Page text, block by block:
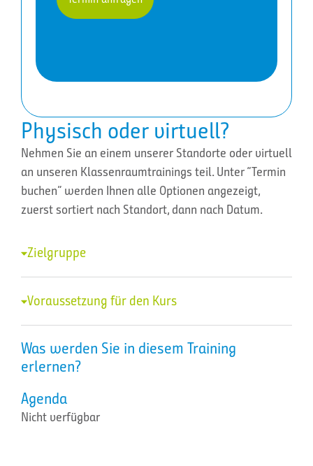
Physisch oder virtuell?
Nehmen Sie an einem unserer Standorte oder virtuell
an unseren Klassenraumtrainings teil. Unter “Termin
buchen” werden Ihnen alle Optionen angezeigt,
zuerst sortiert nach Standort, dann nach Datum.
Zielgruppe
Voraussetzung für den Kurs
Was werden Sie in diesem Training
erlernen?
Agenda
Nicht verfügbar